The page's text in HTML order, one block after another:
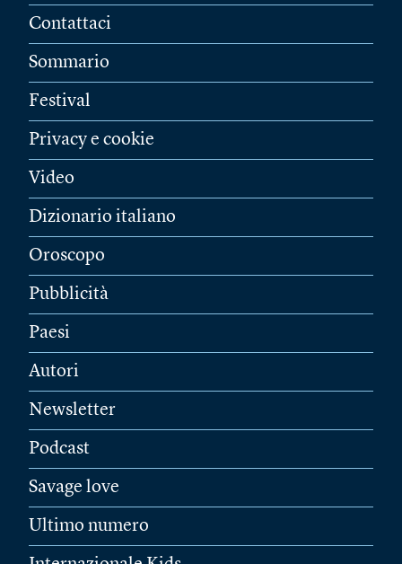
Contattaci
Sommario
Festival
Privacy e cookie
Video
Dizionario italiano
Oroscopo
Pubblicità
Paesi
Autori
Newsletter
Podcast
Savage love
Ultimo numero